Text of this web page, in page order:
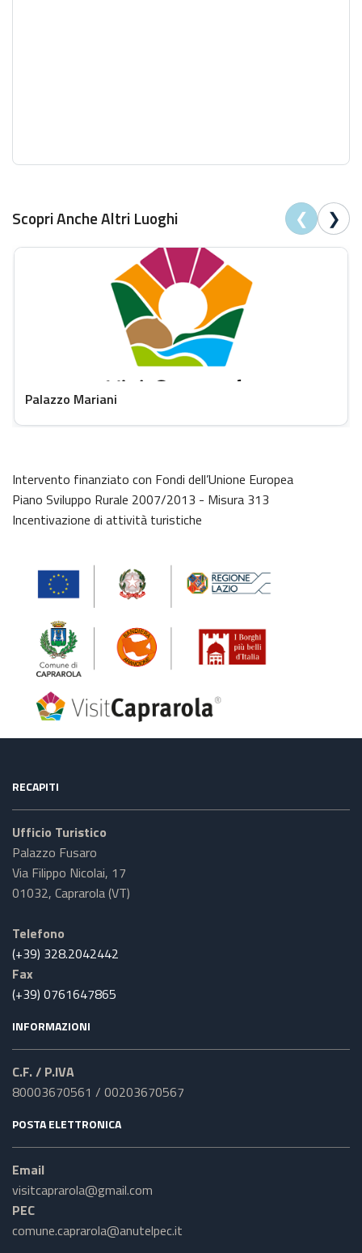
Scopri Anche Altri Luoghi ❮ ❯
Palazzo Mariani
Intervento finanziato con Fondi dell’Unione Europea
Piano Sviluppo Rurale 2007/2013 - Misura 313
Incentivazione di attività turistiche
RECAPITI
Ufficio Turistico
Palazzo Fusaro
Via Filippo Nicolai, 17
01032, Caprarola (VT)
Telefono
(+39) 328.2042442
Fax
(+39) 0761647865
INFORMAZIONI
C.F. / P.IVA
80003670561 / 00203670567
POSTA ELETTRONICA
Email
visitcaprarola@gmail.com
PEC
comune.caprarola@anutelpec.it